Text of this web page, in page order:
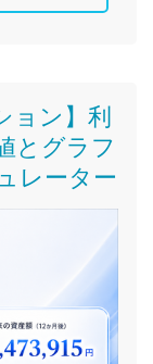
ョン】利
とグラフ
レーター